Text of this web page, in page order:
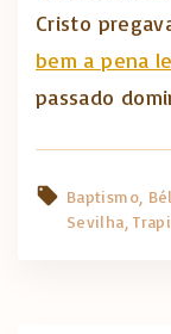
Cristo
bem a pena
passado
Baptismo
Sevilha